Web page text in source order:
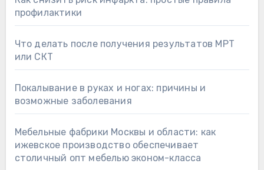
профилактики
Что делать после получения результатов МРТ
или СКТ
Покалывание в руках и ногах: причины и
возможные заболевания
Мебельные фабрики Москвы и области: как
ижевское производство обеспечивает
столичный опт мебелью эконом-класса